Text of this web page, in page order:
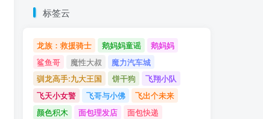
标签云
龙族：救援骑士 鹅妈妈童谣
鹅妈妈
鲨鱼哥
魔性大叔
魔力汽车城
驯龙高手:九大王国
饼干狗
飞翔小队
飞天小女警
飞哥与小佛
飞出个未来
颜色积木
面包理发店
面包快递